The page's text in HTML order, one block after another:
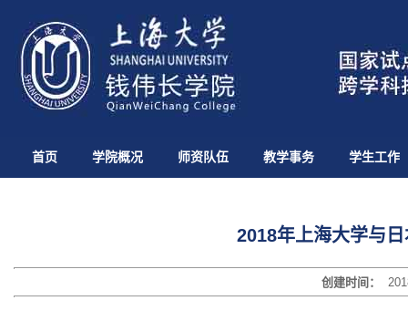
首页 学院概况 师资队伍 教学事务 学生工作
2018年上海大学与
创建时间：